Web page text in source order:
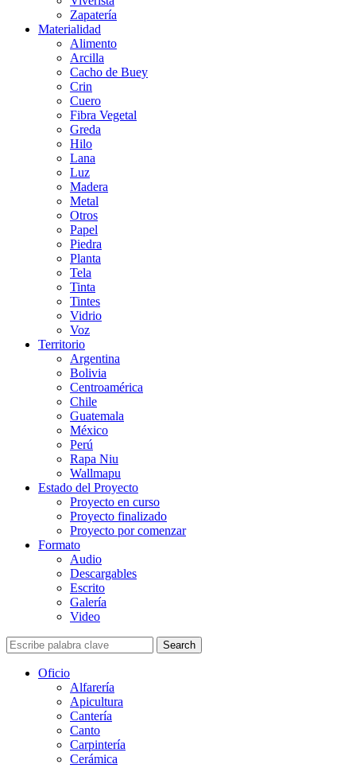
Zapatería
Materialidad
Alimento
Arcilla
Cacho de Buey
Crin
Cuero
Fibra Vegetal
Greda
Hilo
Lana
Luz
Madera
Metal
Otros
Papel
Piedra
Planta
Tela
Tinta
Tintes
Vidrio
Voz
Territorio
Argentina
Bolivia
Centroamérica
Chile
Guatemala
México
Perú
Rapa Niu
Wallmapu
Estado del Proyecto
Proyecto en curso
Proyecto finalizado
Proyecto por comenzar
Formato
Audio
Descargables
Escrito
Galería
Video
Search
Oficio
Alfarería
Apicultura
Cantería
Canto
Carpintería
Cerámica